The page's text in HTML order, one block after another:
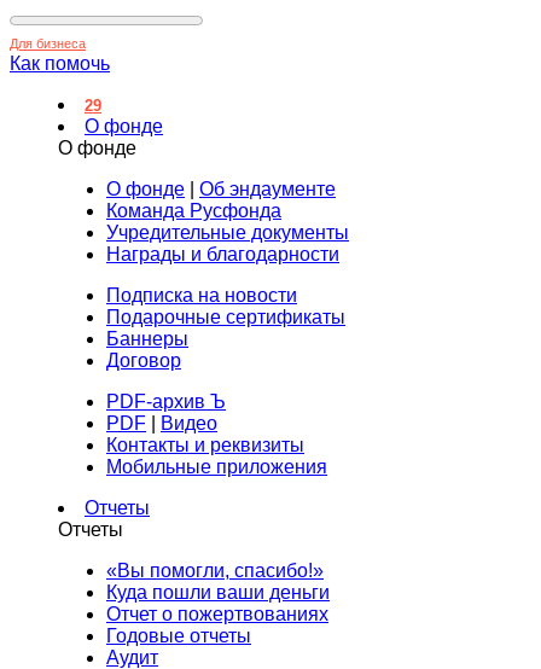
Для бизнеса
Как помочь
29
О фонде
О фонде
О фонде
Об эндаументе
Команда Русфонда
Учредительные документы
Награды и благодарности
Подписка на новости
Подарочные сертификаты
Баннеры
Договор
PDF-архив Ъ
PDF
Видео
Контакты и реквизиты
Мобильные приложения
Отчеты
Отчеты
«Вы помогли, спасибо!»
Куда пошли ваши деньги
Отчет о пожертвованиях
Годовые отчеты
Аудит